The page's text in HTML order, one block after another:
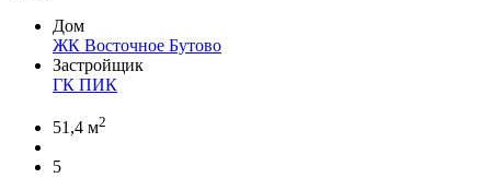
Дом
ЖК Восточное Бутово
Застройщик
ГК ПИК
51,4 м2
5